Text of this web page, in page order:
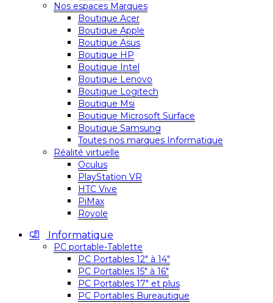
Nos espaces Marques
Boutique Acer
Boutique Apple
Boutique Asus
Boutique HP
Boutique Intel
Boutique Lenovo
Boutique Logitech
Boutique Msi
Boutique Microsoft Surface
Boutique Samsung
Toutes nos marques Informatique
Réalité virtuelle
Oculus
PlayStation VR
HTC Vive
PiMax
Royole
Informatique
PC portable-Tablette
PC Portables 12″ à 14″
PC Portables 15″ à 16″
PC Portables 17″ et plus
PC Portables Bureautique